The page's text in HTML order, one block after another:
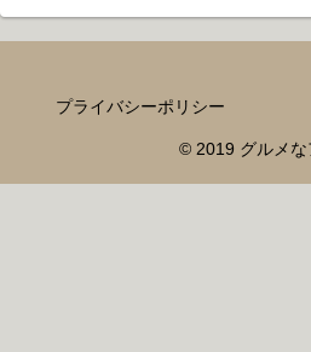
プライバシーポリシー
© 2019 グルメな